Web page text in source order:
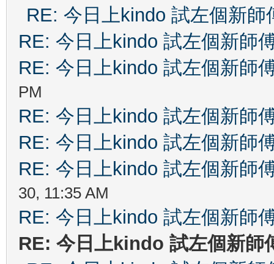
RE: 今日上kindo 試左個新師
RE: 今日上kindo 試左個新師
RE: 今日上kindo 試左個新師
PM
RE: 今日上kindo 試左個新師
RE: 今日上kindo 試左個新師
RE: 今日上kindo 試左個新師
30, 11:35 AM
RE: 今日上kindo 試左個新師
RE: 今日上kindo 試左個新師